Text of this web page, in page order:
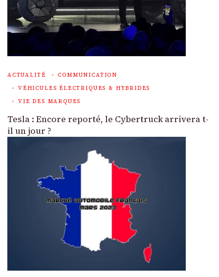
ACTUALITÉ
COMMUNICATION
VÉHICULES ÉLECTRIQUES & HYBRIDES
VIE DES MARQUES
Tesla : Encore reporté, le Cybertruck arrivera t-
il un jour ?